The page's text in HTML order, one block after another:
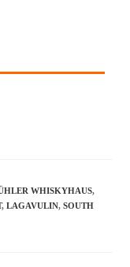
WHISKYHAUS,
, LAGAVULIN, SOUTH